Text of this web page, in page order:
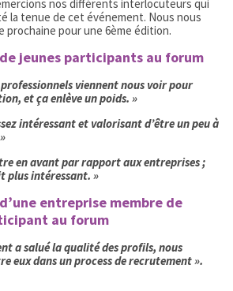
nos différents interlocuteurs qui
la tenue de cet événement. Nous nous
prochaine pour une 6ème édition.
jeunes participants au forum
viennent nous voir pour
et ça enlève un poids. »
intéressant et valorisant d’être un peu à
en avant par rapport aux entreprises ;
plus intéressant. »
entreprise membre de
au forum
a salué la qualité des profils, nous
eux dans un process de recrutement ».